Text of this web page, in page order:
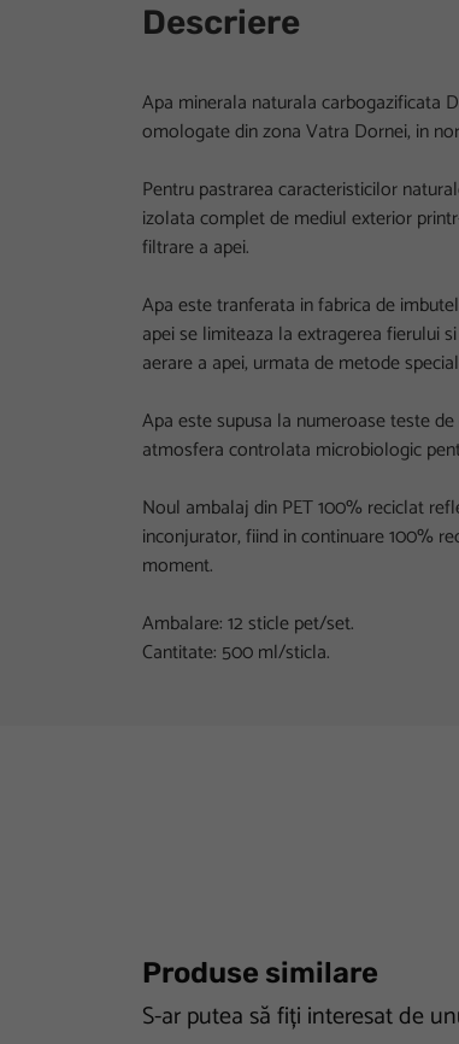
Descriere
Apa minerala naturala carbogazificata
omologate din zona Vatra Dornei, in
Pentru pastrarea caracteristicilor
izolata complet de mediul exterior
filtrare a apei.
Apa este tranferata in fabrica de
apei se limiteaza la extragerea fierului
aerare a apei, urmata de metode
Apa este supusa la numeroase teste
atmosfera controlata microbiologic
Noul ambalaj din PET 100% reciclat
inconjurator, fiind in continuare 100%
moment.
Ambalare: 12 sticle pet/set.
Cantitate: 500 ml/sticla.
Produse similare
S-ar putea să fiți interesat de